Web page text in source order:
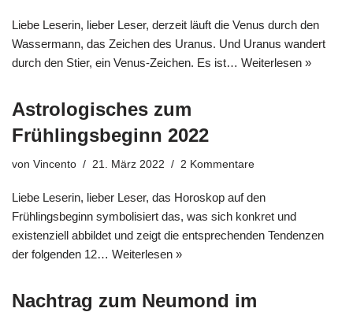
Liebe Leserin, lieber Leser, derzeit läuft die Venus durch den
Wassermann, das Zeichen des Uranus. Und Uranus wandert
durch den Stier, ein Venus-Zeichen. Es ist… Weiterlesen »
Astrologisches zum
Frühlingsbeginn 2022
von Vincento 21. März 2022 2 Kommentare
Liebe Leserin, lieber Leser, das Horoskop auf den
Frühlingsbeginn symbolisiert das, was sich konkret und
existenziell abbildet und zeigt die entsprechenden Tendenzen
der folgenden 12… Weiterlesen »
Nachtrag zum Neumond im